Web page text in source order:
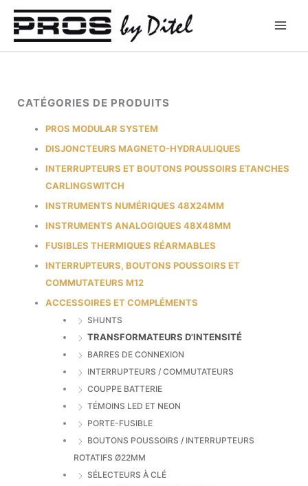
Aller
contenu
CATÉGORIES DE PRODUITS
PROS MODULAR SYSTEM
DISJONCTEURS MAGNETO-HYDRAULIQUES
INTERRUPTEURS ET BOUTONS POUSSOIRS ETANCHES
CARLINGSWITCH
INSTRUMENTS NUMÉRIQUES 48X24MM
INSTRUMENTS ANALOGIQUES 48X48MM
FUSIBLES THERMIQUES RÉARMABLES
INTERRUPTEURS, BOUTONS POUSSOIRS ET
COMMUTATEURS M12
ACCESSOIRES ET COMPLÉMENTS
SHUNTS
TRANSFORMATEURS D'INTENSITÉ
BARRES DE CONNEXION
INTERRUPTEURS / COMMUTATEURS
COUPPE BATTERIE
TÉMOINS LED ET NEON
PORTE-FUSIBLE
BOUTONS POUSSOIRS / INTERRUPTEURS
ROTATIFS Ø22MM
SÉLECTEURS À CLÉ